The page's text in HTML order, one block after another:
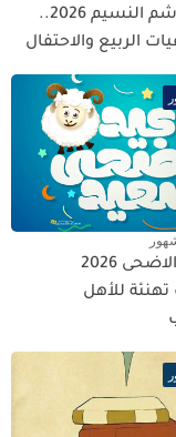
صور عيد شم النسيم 2026..
الربيع والاحتفال
صور عيد الاضحى 2026
للأهل